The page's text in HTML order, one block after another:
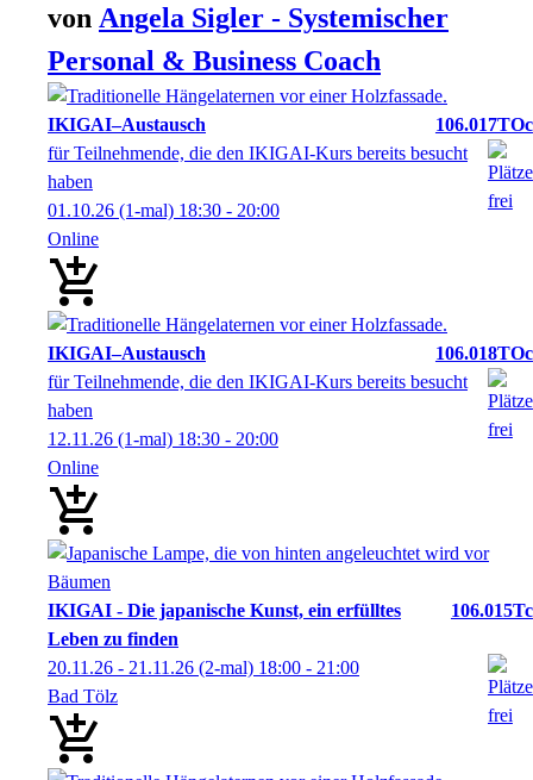
von Angela Sigler - Systemischer
Personal & Business Coach
IKIGAI–Austausch
106.017TOc
für Teilnehmende, die den IKIGAI-Kurs bereits besucht
haben
01.10.26 (1-mal) 18:30 - 20:00
Online
IKIGAI–Austausch
106.018TOc
für Teilnehmende, die den IKIGAI-Kurs bereits besucht
haben
12.11.26 (1-mal) 18:30 - 20:00
Online
IKIGAI - Die japanische Kunst, ein erfülltes
Leben zu finden
106.015Tc
20.11.26 - 21.11.26 (2-mal) 18:00 - 21:00
Bad Tölz